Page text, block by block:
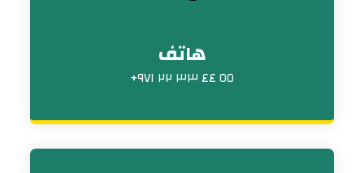
هاتف
٥٥ ٤٤ ٣٣ ٢٢ ٩٧١+